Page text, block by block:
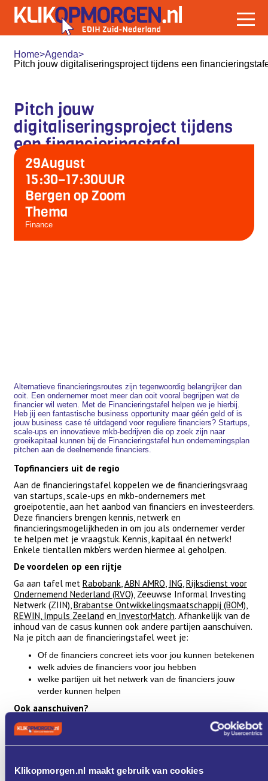
Klikopmorgen.nl maakt gebruik van cookies
Home>Agenda>
Pitch jouw digitaliseringsproject tijdens een
Pitch jouw
digitaliseringsproject tijdens
een financieringstafel
29August
15:30–17:30UUR
Bergen op Zoom
Thema
Finance
Alternatieve financieringsroutes zijn tegenwoordig belangrijker dan
ooit. Een ondernemer moet meer dan ooit vooral begrijpen wat de
financier wil weten. Met de Financieringstafel helpen we je hierbij.
Heb jij een fantastische business opportunity maar géén geld of is
jouw business case té uitdagend voor reguliere financiers? Startups,
scale-ups en innovatieve mkb-bedrijven die op zoek zijn naar
groeikapitaal kunnen bij de Financieringstafel hun ondernemingsplan
pitchen aan de deelnemende financiers.
Topfinanciers uit de regio
Aan de financieringstafel koppelen we de financieringsvraag
van startups, scale-ups en mkb-ondernemers met
groeipotentie, aan het aanbod van financiers en investeerders.
Deze financiers brengen kennis, netwerk en
financieringsmogelijkheden in om jou als ondernemer verder
te helpen met je vraagstuk. Kennis, kapitaal én netwerk!
Enkele tientallen mkb'ers werden hiermee al geholpen.
De voordelen op een rijtje
Ga aan tafel met Rabobank, ABN AMRO ING Rijksdienst voor
Ondernemend Nederland (RVO) , Zeeuwse Informal Investing
Netwerk (ZIIN), Brabantse Ontwikkelingsmaatschappij (BOM)
REWIN Impuls Zeeland en InvestorMatch. Afhankelijk van de
inhoud van de casus kunnen ook andere partijen aanschuiven.
Na je pitch aan de financieringstafel weet je:
Of de financiers concreet iets voor jou kunnen betekenen
welk advies de financiers voor jou hebben
welke partijen uit het netwerk van de financiers jouw
verder kunnen helpen
Ook aanschuiven?
De Financieringstafel komt elke 8 weken bijeen in Bergen op
Zoom en elke 4 weken facultatief. Wil jij ook pitchen? Neem
contact op met Yvonne Braamse
(r.vanoers@rewin.nl).